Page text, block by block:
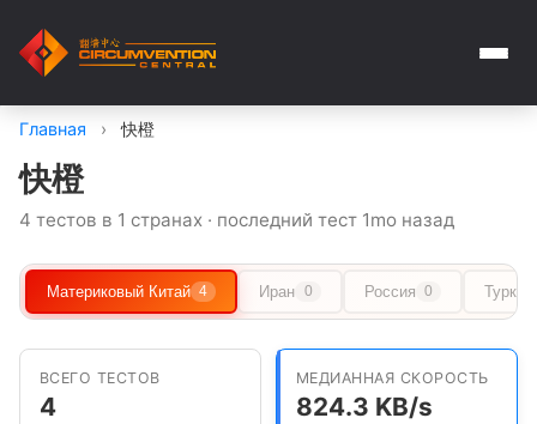
Главная › 快橙
快橙
4 тестов в 1 странах · последний тест 1mo назад
Материковый Китай 4 Иран 0 Россия 0
ВСЕГО ТЕСТОВ
4
МЕДИАННАЯ СКОРОСТЬ
824.3 KB/s